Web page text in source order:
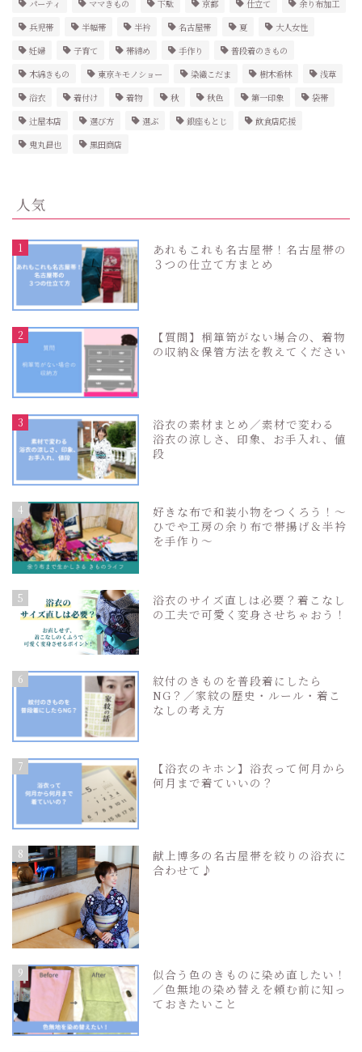
パーティ
ママきもの 下駄 京都 仕立て
余り布加工
兵児帯
半幅帯 半衿 名古屋帯 夏
大人女性
妊婦
子育て 帯締め 手作り
普段着のきもの
木綿きもの
東京キモノショー 染織こだま 樹木希林
浅草
浴衣
着付け 着物 秋 秋色 第一印象
袋帯
辻屋本店
選び方 選ぶ 銀座もとじ
飲食店応援
鬼丸昌也
黒田商店
人気
1
あれもこれも名古屋帯！名古屋帯の
３つの仕立て方まとめ
2
【質問】桐箪笥がない場合の、着物
の収納＆保管方法を教えてください
3
浴衣の素材まとめ／素材で変わる
浴衣の涼しさ、印象、お手入れ、値
段
4
好きな布で和装小物をつくろう！〜
ひでや工房の余り布で帯揚げ＆半衿
を手作り〜
5
浴衣のサイズ直しは必要？着こなし
の工夫で可愛く変身させちゃおう！
6
紋付のきものを普段着にしたら
NG？／家紋の歴史・ルール・着こ
なしの考え方
7
【浴衣のキホン】浴衣って何月から
何月まで着ていいの？
8
献上博多の名古屋帯を絞りの浴衣に
合わせて♪
9
似合う色のきものに染め直したい！
／色無地の染め替えを頼む前に知っ
ておきたいこと